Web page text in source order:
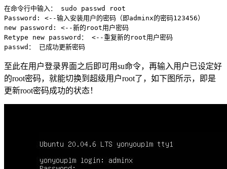
在命令行中输入： sudo passwd root
Password: <--输入安装用户的密码（即adminx的密码123456）
new password: <--新的root用户密码
Retype new password： <--重复新的root用户密码
passwd： 已成功更新密码
至此在用户登录界面之后即可用su命令，再输入用户已设定好
的root密码，就能切换到超级用户root了，如下图所示，即是
更新root密码成功的状态！